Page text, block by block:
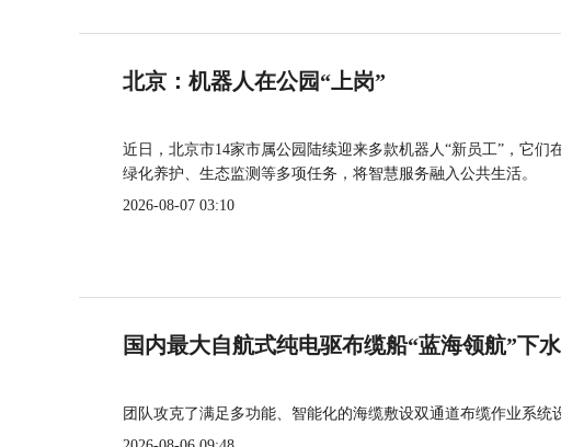
北京：机器人在公园“上岗”
近日，北京市14家市属公园陆续迎来多款机器人“新员工”，它
绿化养护、生态监测等多项任务，将智慧服务融入公共生活。
2026-08-07 03:10
国内最大自航式纯电驱布缆船“蓝海领航”下水
团队攻克了满足多功能、智能化的海缆敷设双通道布缆作业系统